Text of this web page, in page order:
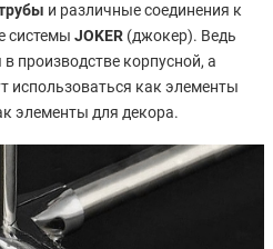
и различные соединения к
системы JOKER (джокер). Ведь
производстве корпусной, а
использоваться как элементы
элементы для декора.